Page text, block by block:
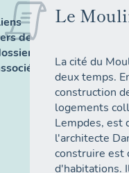
des
Le
La cité du
deux temps.
construction
logements
Lempdes, est
l'architecte
construire
d'habitations.